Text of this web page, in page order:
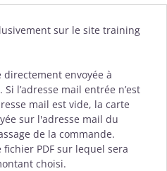
sur le site training
envoyée à
l’adresse mail entrée n’est
mail est vide, la carte
sur l'adresse mail du
de la commande.
PDF sur lequel sera
choisi.